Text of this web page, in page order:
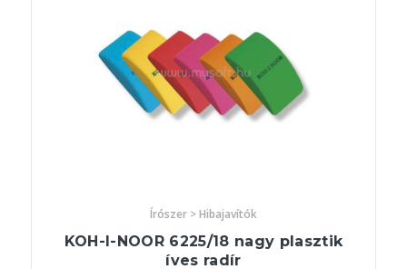
Írószer > Hibajavítók
KOH-I-NOOR 6225/18 nagy plasztik
íves radír